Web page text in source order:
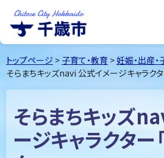
千歳市Chitose
City Hokkaido
トップページ > 子育て・教育 >妊娠・出産・
そらまちキッズnavi 公式イメージキャラクタ
そらまちキッズ
ージキャラクター